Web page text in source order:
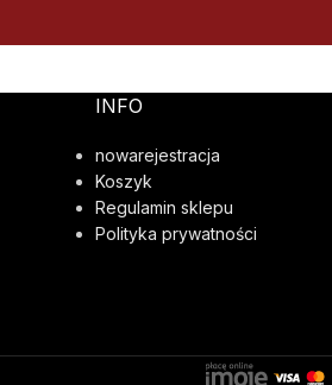
INFO
nowarejestracja
Koszyk
Regulamin sklepu
Polityka prywatności